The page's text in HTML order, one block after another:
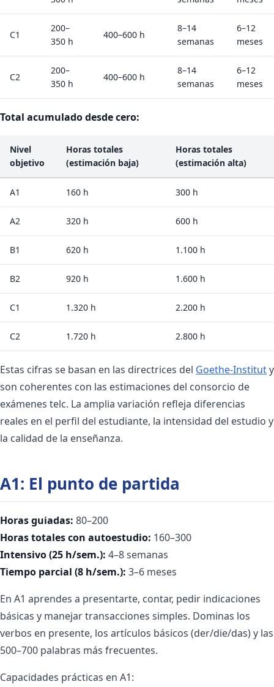
C1
200–
350 h
400–600 h
8–14
semanas
6–12
meses
C2
200–
350 h
400–600 h
8–14
semanas
6–12
meses
Total acumulado desde cero:
Nivel
objetivo
Horas totales
(estimación baja)
Horas totales
(estimación alta)
A1 160 h 300 h
A2 320 h 600 h
B1 620 h 1.100 h
B2 920 h 1.600 h
C1 1.320 h 2.200 h
C2 1.720 h 2.800 h
Estas cifras se basan en las directrices del Goethe-Instituty
son coherentes con las estimaciones del consorcio de
exámenes telc. La amplia variación refleja diferencias
reales en el perfil del estudiante, la intensidad del estudio y
la calidad de la enseñanza.
A1: El punto de partida
Horas guiadas: 80–200
Horas totales con autoestudio: 160–300
Intensivo (25 h/sem.): 4–8 semanas
Tiempo parcial (8 h/sem.): 3–6 meses
En A1 aprendes a presentarte, contar, pedir indicaciones
básicas y manejar transacciones simples. Dominas los
verbos en presente, los artículos básicos (der/die/das) y las
500–700 palabras más frecuentes.
Capacidades prácticas en A1: